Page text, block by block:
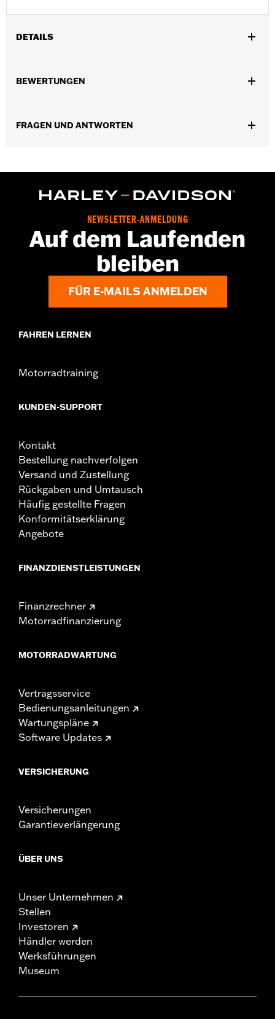
DETAILS
In Einheiten erhältlich:
NOTIZEN:Für den Aus- und Einbau von Motorabdeckungen
BEWERTUNGEN
FRAGEN UND ANTWORTEN
NEWSLETTER-ANMELDUNG
Auf dem Laufenden
bleiben
FÜR E-MAILS ANMELDEN
FAHREN LERNEN
Motorradtraining
KUNDEN-SUPPORT
Kontakt
Bestellung nachverfolgen
Versand und Zustellung
Rückgaben und Umtausch
Häufig gestellte Fragen
Konformitätserklärung
Angebote
FINANZDIENSTLEISTUNGEN
Finanzrechner
Motorradfinanzierung
MOTORRADWARTUNG
Vertragsservice
Bedienungsanleitungen
Wartungspläne
Software Updates
VERSICHERUNG
Versicherungen
Garantieverlängerung
ÜBER UNS
Unser Unternehmen
Stellen
Investoren
Händler werden
Werksführungen
Museum